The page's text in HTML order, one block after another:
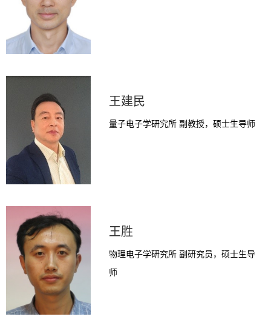
王建民
量子电子学研究所 副教授，硕士生导师
王胜
物理电子学研究所 副研究员，硕士生导
师